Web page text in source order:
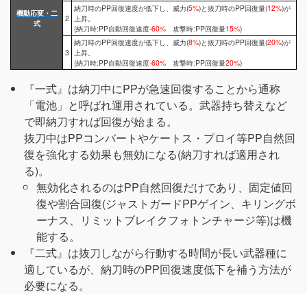
機動応変・二
式
2
納刀時のPP回復速度が低下し、威力(5%)と抜刀時のPP回復量(12%)が
上昇。
(納刀時:PP自動回復速度-60%攻撃時:PP回復量15%)
3
納刀時のPP回復速度が低下し、威力(8%)と抜刀時のPP回復量(20%)が
上昇。
(納刀時:PP自動回復速度-60%攻撃時:PP回復量20%)
『一式』は納刀中にPPが急速回復することから通称
「電池」と呼ばれ運用されている。武器持ち替えなど
で即納刀すれば回復が始まる。
抜刀中はPPコンバートやケートス・プロイ等PP自然回
復を強化する効果も無効になる(納刀すれば適用され
る)。
無効化されるのはPP自然回復だけであり、固定値回
復や割合回復(ジャストガードPPゲイン、キリングボ
ーナス、リミットブレイクフォトンチャージ等)は機
能する。
『二式』は抜刀しながら行動する時間が長い武器種に
適しているが、納刀時のPP回復速度低下を補う方法が
必要になる。